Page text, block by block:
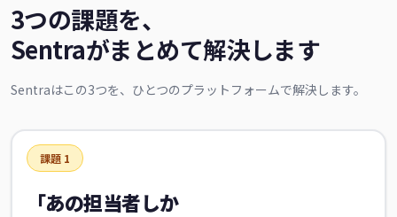
3つの課題を、
Sentraがまとめて解決します
Sentraはこの3つを、ひとつのプラットフォームで解決します。
課題 1
「あの担当者しか